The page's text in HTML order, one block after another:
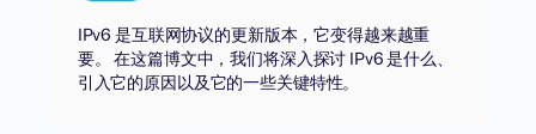
IPv6 是互联网协议的更新版本，它变得越来越重
要。 在这篇博文中，我们将深入探讨 IPv6 是什么、
引入它的原因以及它的一些关键特性。